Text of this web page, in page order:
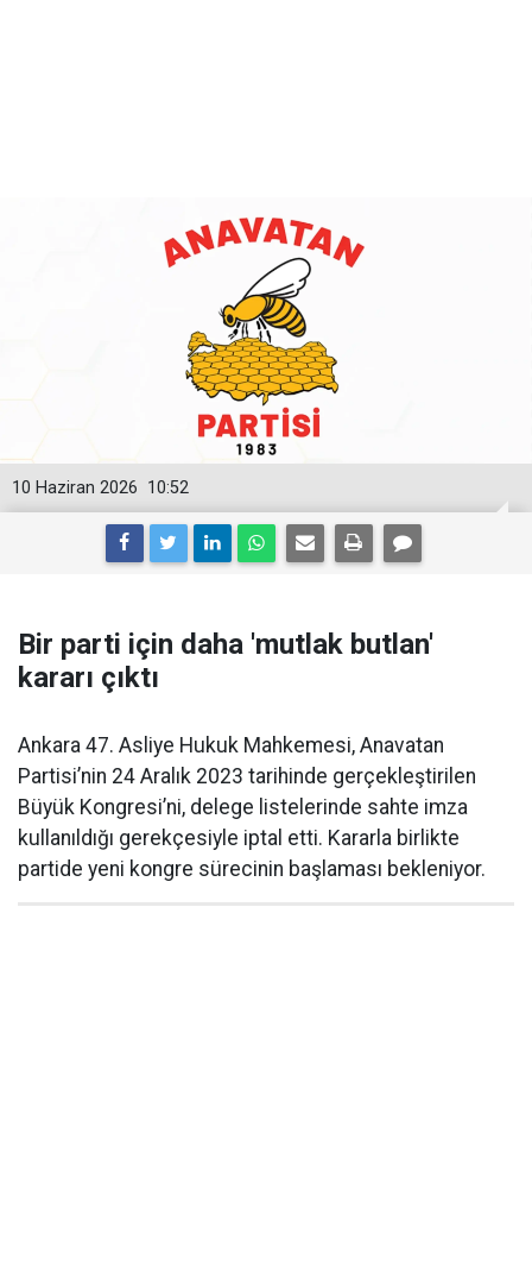
10:52
10 Haziran 2026
Bir parti için daha 'mutlak butlan'
kararı çıktı
Ankara 47. Asliye Hukuk Mahkemesi, Anavatan
Partisi’nin 24 Aralık 2023 tarihinde gerçekleştirilen
Büyük Kongresi’ni, delege listelerinde sahte imza
kullanıldığı gerekçesiyle iptal etti. Kararla birlikte
partide yeni kongre sürecinin başlaması bekleniyor.